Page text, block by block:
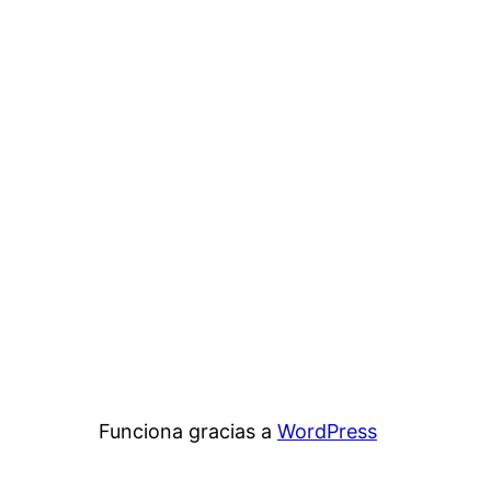
Funciona gracias a WordPress